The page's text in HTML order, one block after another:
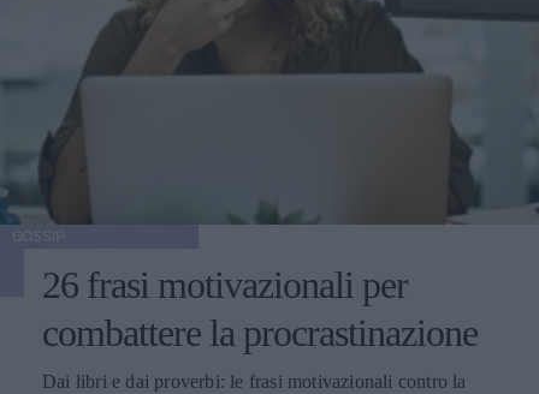
26 frasi motivazionali per
combattere la procrastinazione
Dai libri e dai proverbi: le frasi motivazionali contro la